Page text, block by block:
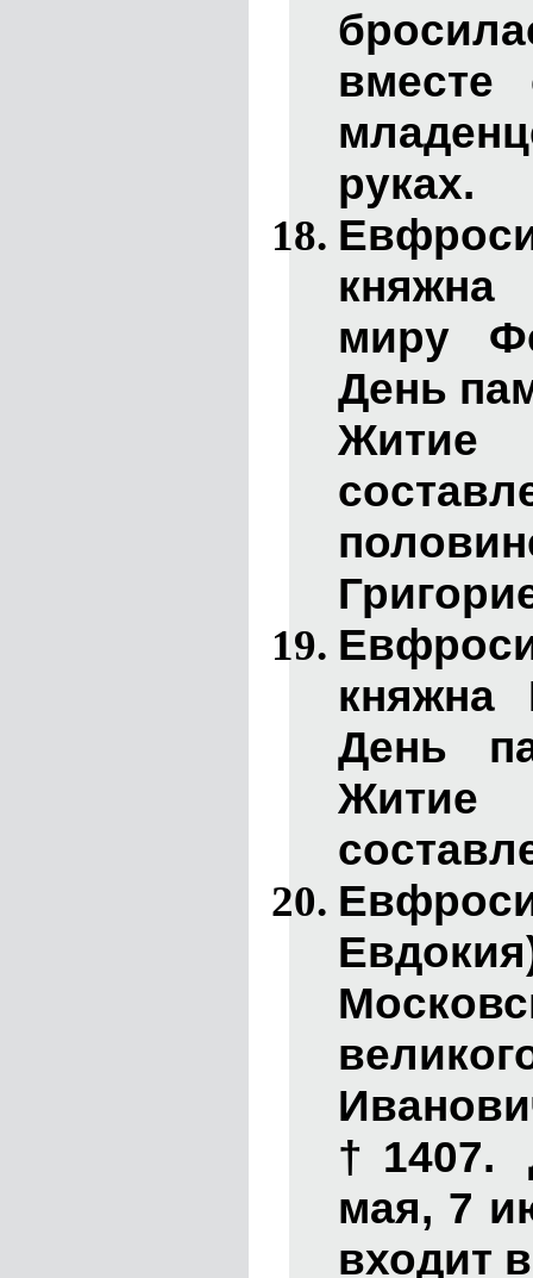
руках.
миру
День
княжна
День
†1407.
мая, 7
входит